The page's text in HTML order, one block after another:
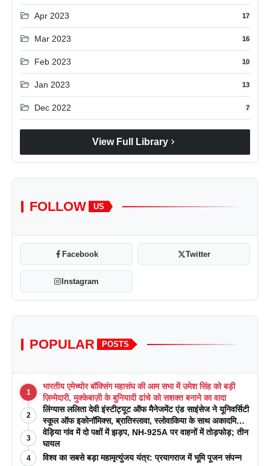
folder_open Apr 2023 17
folder_open Mar 2023 16
folder_open Feb 2023 10
folder_open Jan 2023 13
folder_open Dec 2022 7
View Full Library chevron_right
FOLLOW US
Facebook Twitter
Instagram
POPULAR POSTS
1
भारतीय एमेच्योर बॉक्सिंग महासंघ की आम सभा में उमेश सिंह को बड़ी
ज़िम्मेदारी, मुक्केबाज़ी के बुनियादी ढांचे को सशक्त बनाने का वादा
2
लिंग्यास ललिता देवी इंस्टीट्यूट ऑफ मैनेजमेंट एंड साइंसेज ने यूनिवर्सिटी
स्कूल ऑफ इकोनॉमिक्स, ब्रातिस्लावा, स्लोवाकिया के साथ अकादमिक
पत्रिकाओं में प्रकाशन रणनीतियों पर एक दिवसीय कार्यशाला का
आयोजन किया
3
वेड़िया गांव में दो पक्षों में झड़प, NH-925A पर वाहनों में तोड़फोड़; तीन
घायल
4 विश्व का सबसे बड़ा महामृत्युंजय यंत्र: प्रयागराज में भूमि पूजन संपन्न